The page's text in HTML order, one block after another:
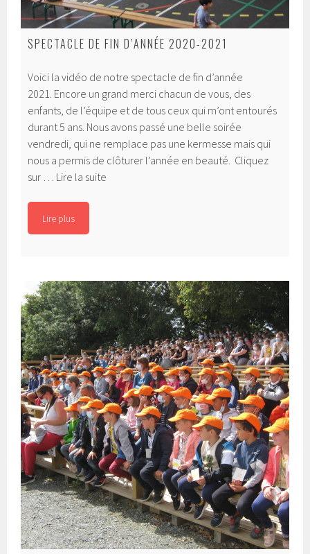
SPECTACLE DE FIN D’ANNÉE 2020-2021
Voici la vidéo de notre spectacle de fin d’année
2021. Encore un grand merci chacun de vous, des
enfants, de l’équipe et de tous ceux qui m’ont entourés
durant 5 ans. Nous avons passé une belle soirée
vendredi, qui ne remplace pas une kermesse mais qui
nous a permis de clôturer l’année en beauté. Cliquez
sur … Lire la suite
Lire plus